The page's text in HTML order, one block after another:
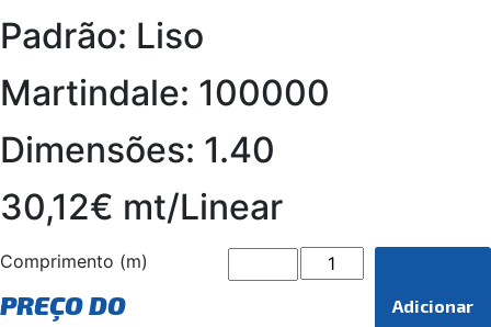
Padrão: Liso
Martindale: 100000
Dimensões: 1.40
30,12€ mt/Linear
Comprimento (m)
PREÇO DO
Adicionar